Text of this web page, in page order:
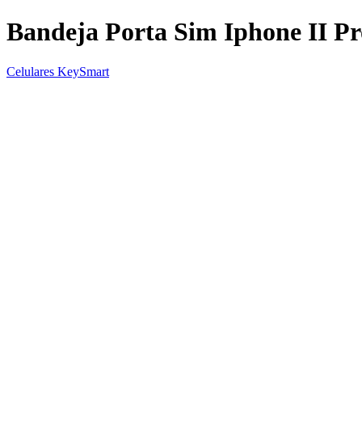
Bandeja Porta Sim Iphone II
Celulares KeySmart